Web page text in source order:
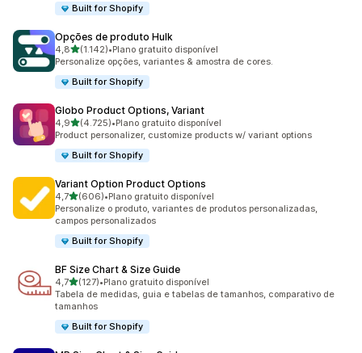
Built for Shopify
Opções de produto Hulk
4,8de 5 estrelas
(1.142)
1142 avaliações ao todo
•Plano gratuito disponível
Personalize opções, variantes & amostra de cores.
Built for Shopify
Globo Product Options, Variant
4,9de 5 estrelas
(4.725)
4725 avaliações ao todo
•Plano gratuito disponível
Product personalizer, customize products w/ variant options
Built for Shopify
Variant Option Product Options
4,7de 5 estrelas
(606)
606 avaliações ao todo
•Plano gratuito disponível
Personalize o produto, variantes de produtos personalizadas,
campos personalizados
Built for Shopify
BF Size Chart & Size Guide
4,7de 5 estrelas
(127)
127 avaliações ao todo
•Plano gratuito disponível
Tabela de medidas, guia e tabelas de tamanhos, comparativo de
tamanhos
Built for Shopify